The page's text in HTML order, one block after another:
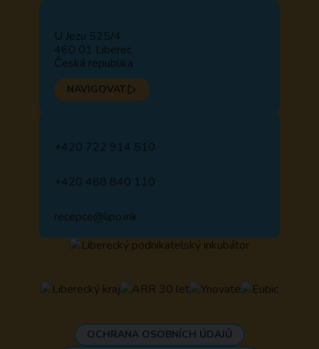
U Jezu 525/4
460 01 Liberec
Česká republika
NAVIGOVAT
+420 722 914 510
+420 488 840 110
recepce@lipo.ink
OCHRANA OSOBNÍCH ÚDAJŮ